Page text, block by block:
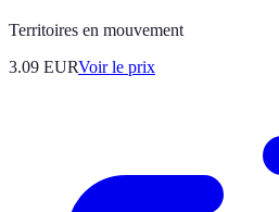
Territoires en mouvement
3.09 EURVoir le prix